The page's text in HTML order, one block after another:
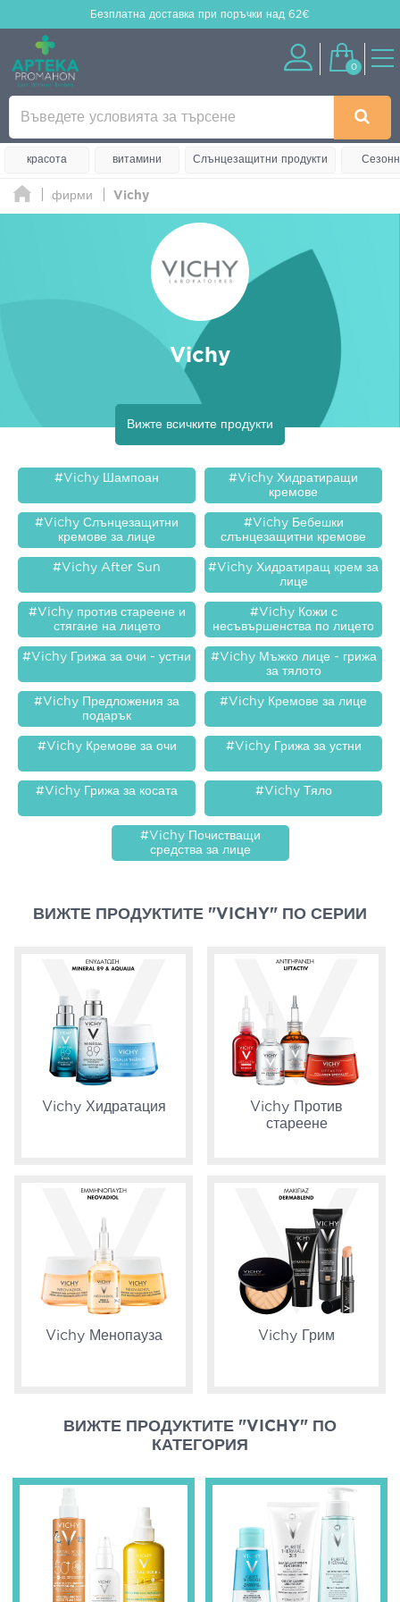
Безплатна доставка при поръчки над 62€
0
красота витамини Слънцезащитни продукти
фирми Vichy
Vichy
Вижте всичките продукти
#Vichy Шампоан
#Vichy Хидратиращи
кремове
#Vichy Слънцезащитни
кремове за лице
#Vichy Бебешки
слънцезащитни кремове
#Vichy After Sun
#Vichy Хидратиращ крем за
лице
#Vichy против стареене и
стягане на лицето
#Vichy Кожи с
несъвършенства по лицето
#Vichy Грижа за очи - устни
#Vichy Мъжко лице - грижа
за тялото
#Vichy Предложения за
подарък
#Vichy Кремове за лице
#Vichy Кремове за очи #Vichy Грижа за устни
#Vichy Грижа за косата #Vichy Тяло
#Vichy Почистващи
средства за лице
ВИЖТЕ ПРОДУКТИТЕ "VICHY" ПО СЕРИИ
Vichy Хидратация
Vichy Против
стареене
Vichy Менопауза Vichy Грим
ВИЖТЕ ПРОДУКТИТЕ "VICHY" ПО
КАТЕГОРИЯ